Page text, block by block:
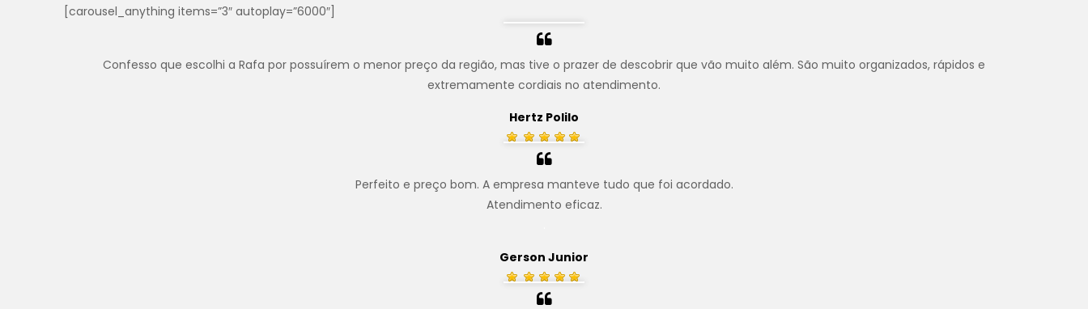
[carousel_anything items=”3″ autoplay=”6000″]
Confesso que escolhi a Rafa por possuírem o menor preço da região, mas tive o prazer de descobrir que vão muito além. São muito organizados, rápidos e
extremamente cordiais no atendimento.
Hertz Polilo
Perfeito e preço bom. A empresa manteve tudo que foi acordado.
Atendimento eficaz.
Gerson Junior